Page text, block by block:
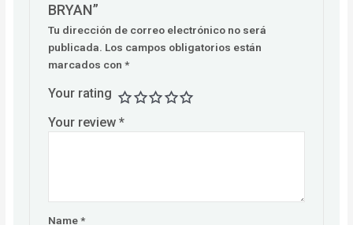
BRYAN”
Tu dirección de correo electrónico no será
publicada. Los campos obligatorios están
marcados con*
Your rating
Your review*
Name*